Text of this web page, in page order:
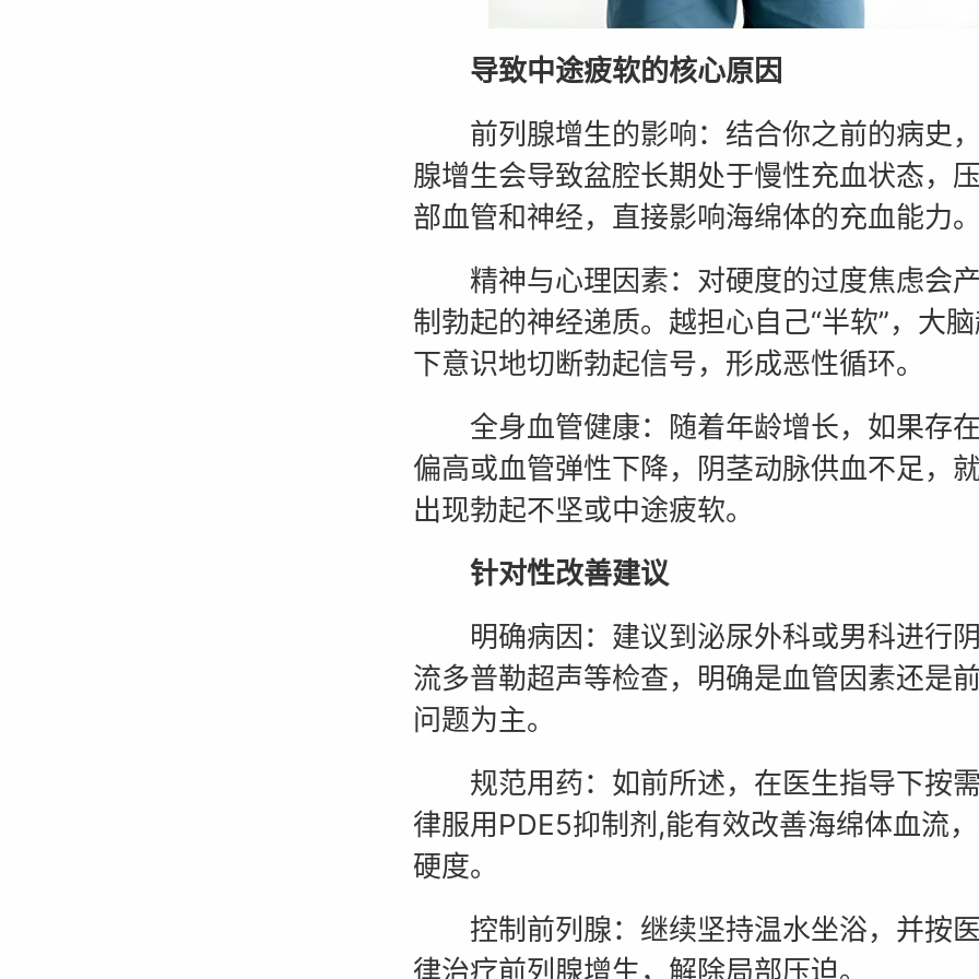
导致中途疲软的核心原因
前列腺增生的影响：结合你之前的病史
腺增生会导致盆腔长期处于慢性充血状态，
部血管和神经，直接影响海绵体的充血能力
精神与心理因素：对硬度的过度焦虑会
制勃起的神经递质。越担心自己“半软”，大
下意识地切断勃起信号，形成恶性循环。
全身血管健康：随着年龄增长，如果存
偏高或血管弹性下降，阴茎动脉供血不足，
出现勃起不坚或中途疲软。
针对性改善建议
明确病因：建议到泌尿外科或男科进行
流多普勒超声等检查，明确是血管因素还是
问题为主。
规范用药：如前所述，在医生指导下按
律服用PDE5抑制剂,能有效改善海绵体血流
硬度。
控制前列腺：继续坚持温水坐浴，并按
律治疗前列腺增生，解除局部压迫。